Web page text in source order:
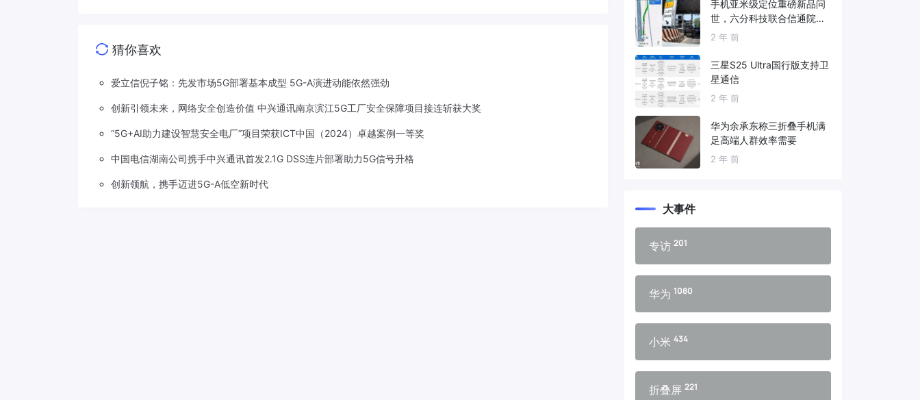
猜你喜欢
爱立信倪子铭：先发市场5G部署基本成型 5G-A演进动能依然强劲
创新引领未来，网络安全创造价值 中兴通讯南京滨江5G工厂安全保障项目接连斩获大奖
“5G+AI助力建设智慧安全电厂”项目荣获ICT中国（2024）卓越案例一等奖
中国电信湖南公司携手中兴通讯首发2.1G DSS连片部署助力5G信号升格
创新领航，携手迈进5G-A低空新时代
手机亚米级定位重磅新品问
世，六分科技联合信通院发
布免费服务
2 年 前
三星S25 Ultra国行版支持卫
星通信
2 年 前
华为余承东称三折叠手机满
足高端人群效率需要
2 年 前
大事件
专访 201
华为 1080
小米 434
折叠屏 221